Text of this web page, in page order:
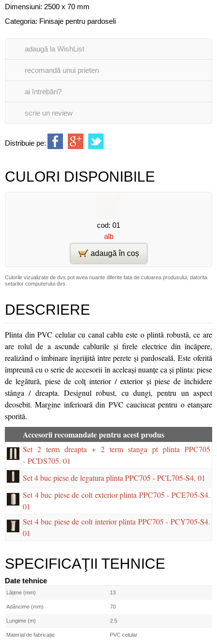
Dimensiuni: 2500 x 70 mm
Categoria: Finisaje pentru pardoseli
adaugă la WishList
recomandă unui prieten
ai întrebări?
scrie un review
Distribuie pe:
CULORI DISPONIBILE
cod: 01
alb
adaugă în coș
Culorile vizualizate de dvs pot avea nuante diferite fata de culoarea produsului, datorita
setarilor computerului dvs.
DESCRIERE
Plinta din PVC celular cu canal cablu este o plintă robustă, ce are
are rolul de a ascunde cablurile şi firele electrice din încăpere,
realizând o îmbinare îngriijită între perete şi pardoseală. Este oferită
împreună cu o serie de accesorii în aceleaşi nuanţe ca şi plinta: piese
de legătură, piese de colţ interior / exterior şi piese de închidere
stânga / dreapta. Designul robust, cu dungi, pentru un aspect
deosebit. Margine inferioară din PVC cauciucat pentru o etanşare
sporită.
Accesorii recomandate pentru acest produs
Set 2 term dreapta + 2 term stanga pt plinta PPC705
- PCDS705. 01
Set 4 buc piese de legatura plinta PPC705 - PCL705-S4. 01
Set 4 buc piese de colt exterior plinta PPC705 - PCE705-S4.
01
Set 4 buc piese de colt interior plinta PPC705 - PCY705-S4.
01
SPECIFICAŢII TEHNICE
Date tehnice
Lățime (mm) 13
Adâncime (mm) 70
Lungime (m) 2.5
Material de fabricație PVC celular